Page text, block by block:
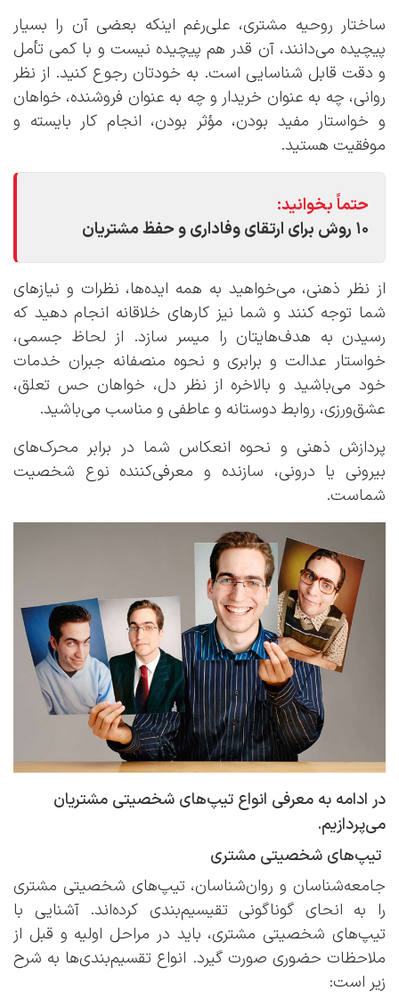
ساختار روحیه مشتری، علی‌رغم اینکه بعضی آن را بسیار
پیچیده می‌دانند، آن قدر هم پیچیده نیست و با کمی تأمل
و دقت قابل شناسایی است. به خودتان رجوع کنید. از نظر
روانی، چه به عنوان خریدار و چه به عنوان فروشنده، خواهان
و خواستار مفید بودن، مؤثر بودن، انجام کار بایسته و
موفقیت هستید.
حتماً بخوانید:
۱۰ روش برای ارتقای وفاداری و حفظ مشتریان
از نظر ذهنی، می‌خواهید به همه ایده‌ها، نظرات و نیازهای
شما توجه کنند و شما نیز کارهای خلاقانه انجام دهید که
رسیدن به هدف‌هایتان را میسر سازد. از لحاظ جسمی،
خواستار عدالت و برابری و نحوه منصفانه جبران خدمات
خود می‌باشید و بالاخره از نظر دل، خواهان حس تعلق،
عشق‌ورزی، روابط دوستانه و عاطفی و مناسب می‌باشید.
پردازش ذهنی و نحوه انعکاس شما در برابر محرک‌های
بیرونی یا درونی، سازنده و معرفی‌کننده نوع شخصیت
شماست.
در ادامه به معرفی انواع تیپ‌های شخصیتی مشتریان
می‌پردازیم.
تیپ‌های شخصیتی مشتری
جامعه‌شناسان و روان‌شناسان، تیپ‌های شخصیتی مشتری
را به انحای گوناگونی تقیسیم‌بندی کرده‌اند. آشنایی با
تیپ‌های شخصیتی مشتری، باید در مراحل اولیه و قبل از
ملاحظات حضوری صورت گیرد. انواع تقسیم‌بندی‌ها به شرح
زیر است: